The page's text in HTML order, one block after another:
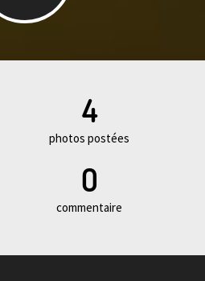
4
photos postées
0
commentaire